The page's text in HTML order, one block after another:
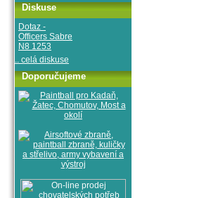
Diskuse
Dotaz -
Officers Sabre
N8 1253
.. celá diskuse
Doporučujeme